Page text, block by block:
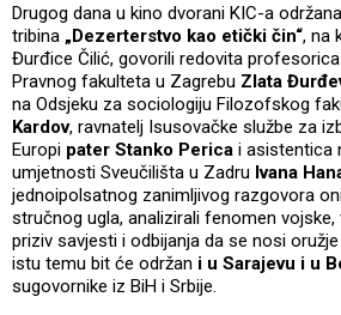
Drugog dana u kino dvorani KIC-a
tribina „Dezerterstvo kao etički čin“, na
Đurđice Čilić, govorili redovita
Pravnog fakulteta u Zagrebu Zlata
na Odsjeku za sociologiju Filozofskog
Kardov, ravnatelj Isusovačke službe za
Europi pater Stanko Perica i asistentica
umjetnosti Sveučilišta u Zadru Ivana
jednoipolsatnog zanimljivog razgovora
stručnog ugla, analizirali fenomen vojske,
priziv savjesti i odbijanja da se nosi
istu temu bit će održan i u Sarajevu i u
sugovornike iz BiH i Srbije.